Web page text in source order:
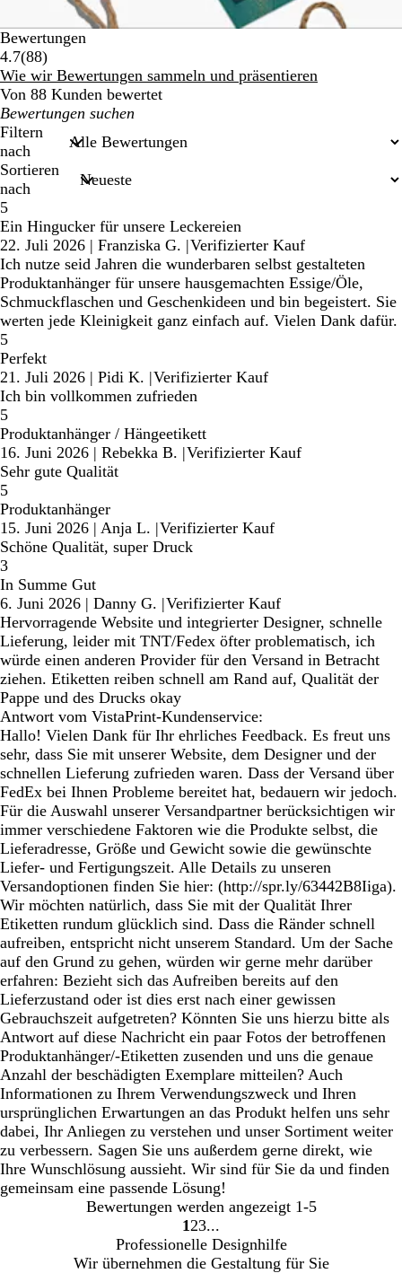
Bewertungen
4.7(8888
Bewertungen
)
Wie wir Bewertungen sammeln und präsentieren
Von 88 Kunden bewertet
Meine
Sucheingaben
Filtern
nach
Sortieren
nach
5
Ein Hingucker für unsere Leckereien
22. Juli 2026 | Franziska G. |Verifizierter Kauf
Ich nutze seid Jahren die wunderbaren selbst gestalteten
Produktanhänger für unsere hausgemachten Essige/Öle,
Schmuckflaschen und Geschenkideen und bin begeistert. Sie
werten jede Kleinigkeit ganz einfach auf. Vielen Dank dafür.
5
Perfekt
21. Juli 2026 | Pidi K. |Verifizierter Kauf
Ich bin vollkommen zufrieden
5
Produktanhänger / Hängeetikett
16. Juni 2026 | Rebekka B. |Verifizierter Kauf
Sehr gute Qualität
5
Produktanhänger
15. Juni 2026 | Anja L. |Verifizierter Kauf
Schöne Qualität, super Druck
3
In Summe Gut
6. Juni 2026 | Danny G. |Verifizierter Kauf
Hervorragende Website und integrierter Designer, schnelle
Lieferung, leider mit TNT/Fedex öfter problematisch, ich
würde einen anderen Provider für den Versand in Betracht
ziehen. Etiketten reiben schnell am Rand auf, Qualität der
Pappe und des Drucks okay
Antwort vom VistaPrint-Kundenservice:
Hallo! Vielen Dank für Ihr ehrliches Feedback. Es freut uns
sehr, dass Sie mit unserer Website, dem Designer und der
schnellen Lieferung zufrieden waren. Dass der Versand über
FedEx bei Ihnen Probleme bereitet hat, bedauern wir jedoch.
Für die Auswahl unserer Versandpartner berücksichtigen wir
immer verschiedene Faktoren wie die Produkte selbst, die
Lieferadresse, Größe und Gewicht sowie die gewünschte
Liefer- und Fertigungszeit. Alle Details zu unseren
Versandoptionen finden Sie hier: (http://spr.ly/63442B8Iiga).
Wir möchten natürlich, dass Sie mit der Qualität Ihrer
Etiketten rundum glücklich sind. Dass die Ränder schnell
aufreiben, entspricht nicht unserem Standard. Um der Sache
auf den Grund zu gehen, würden wir gerne mehr darüber
erfahren: Bezieht sich das Aufreiben bereits auf den
Lieferzustand oder ist dies erst nach einer gewissen
Gebrauchszeit aufgetreten? Könnten Sie uns hierzu bitte als
Antwort auf diese Nachricht ein paar Fotos der betroffenen
Produktanhänger/-Etiketten zusenden und uns die genaue
Anzahl der beschädigten Exemplare mitteilen? Auch
Informationen zu Ihrem Verwendungszweck und Ihren
ursprünglichen Erwartungen an das Produkt helfen uns sehr
dabei, Ihr Anliegen zu verstehen und unser Sortiment weiter
zu verbessern. Sagen Sie uns außerdem gerne direkt, wie
Ihre Wunschlösung aussieht. Wir sind für Sie da und finden
gemeinsam eine passende Lösung!
Bewertungen werden angezeigt 1-5
Gehe
zu
Seite
1 Gehe
zu
Seite
2 Gehe
zu
Seite
3
Professionelle Designhilfe
Wir übernehmen die Gestaltung für Sie